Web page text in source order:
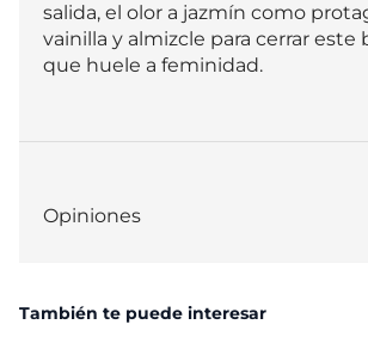
salida, el olor a jazmín como
vainilla y almizcle para cerrar este
que huele a feminidad.
Opiniones
También te puede interesar